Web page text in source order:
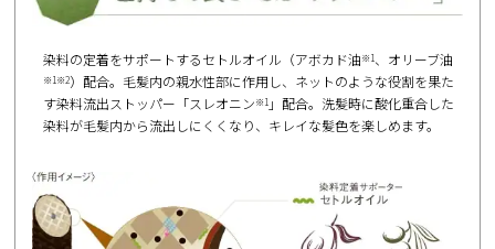
染料の定着をサポートするセトルオイル（アボカド油※1、オリーブ油
※1※2）配合。毛髪内の親水性部に作用し、ネットのような役割を果た
す染料流出ストッパー「スレオニン※1 」配合。洗髪時に酸化重合した
染料が毛髪内から流出しにくくなり、キレイな髪色を楽しめます。